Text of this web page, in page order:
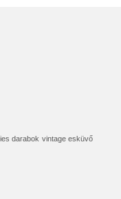
darabok vintage esküvő